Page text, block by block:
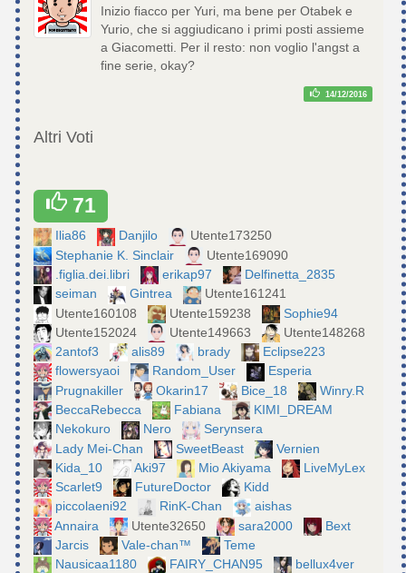
Inizio fiacco per Yuri, ma bene per Otabek e
Yurio, che si aggiudicano i primi posti assieme
a Giacometti. Per il resto: non voglio l'angst a
fine serie, okay?
14/12/2016
Altri Voti
71
Ilia86 Danjilo
Utente173250
Stephanie K. Sinclair
Utente169090
.figlia.dei.libri
erikap97
Delfinetta_2835
seiman
Gintrea
Utente161241
Utente160108
Utente159238
Sophie94
Utente152024
Utente149663
Utente148268
2antof3
alis89 brady
Eclipse223
flowersyaoi
Random_User
Esperia
Prugnakiller
Okarin17 Bice_18
Winry.R
BeccaRebecca
Fabiana
KIMI_DREAM
Nekokuro
Nero
Serynsera
Lady Mei-Chan
SweetBeast
Vernien
Kida_10
Aki97 Mio Akiyama
LiveMyLex
Scarlet9
FutureDoctor
Kidd
piccolaeni92
RinK-Chan
aishas
Annaira
Utente32650 sara2000
Bext
Jarcis
Vale-chan™
Teme
Nausicaa1180
FAIRY_CHAN95
bellux4ver